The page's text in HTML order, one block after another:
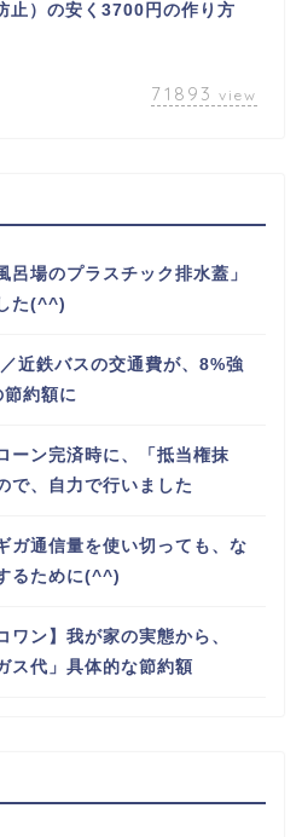
止）の安く3700円の作り方
71893 view
呂場のプラスチック排水蓋」
た(^^)
近鉄バスの交通費が、8%強
節約額に
ーン完済時に、「抵当権抹
で、自力で行いました
ガ通信量を使い切っても、な
るために(^^)
ワン】我が家の実態から、
ス代」具体的な節約額
ホーム